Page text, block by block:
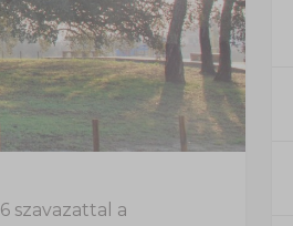
szavazattal a